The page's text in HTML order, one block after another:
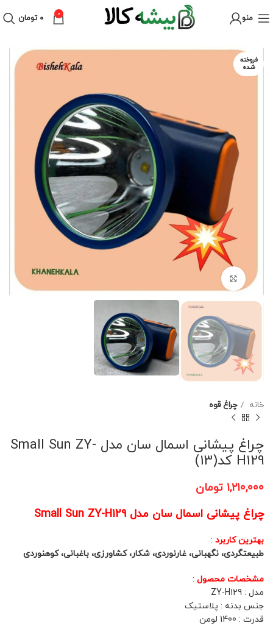
منو 0 ۰ تومان
فروخته
شده
خانه چراغ قوه
چراغ پیشانی اسمال سان مدل Small Sun ZY-
H129 کد(13)
۱,۲۱۰,۰۰۰ تومان
چراغ پیشانی اسمال سان مدل Small Sun ZY-H129
بهترین کاربرد :
طبیعتگردی، نگهبانی، غارنوردی، شکار، کشاورزی، باغبانی، کوهنوردی
مشخصات محصول :
مدل : ZY-H129
جنس بدنه : پلاستیک
قدرت : 1400 لومن